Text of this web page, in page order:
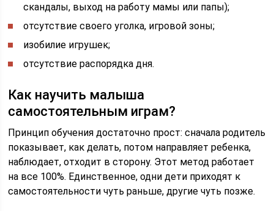
скандалы, выход на работу мамы или папы);
отсутствие своего уголка, игровой зоны;
изобилие игрушек;
отсутствие распорядка дня.
Как научить малыша
самостоятельным играм?
Принцип обучения достаточно прост: сначала родитель
показывает, как делать, потом направляет ребенка,
наблюдает, отходит в сторону. Этот метод работает
на все 100%. Единственное, одни дети приходят к
самостоятельности чуть раньше, другие чуть позже.